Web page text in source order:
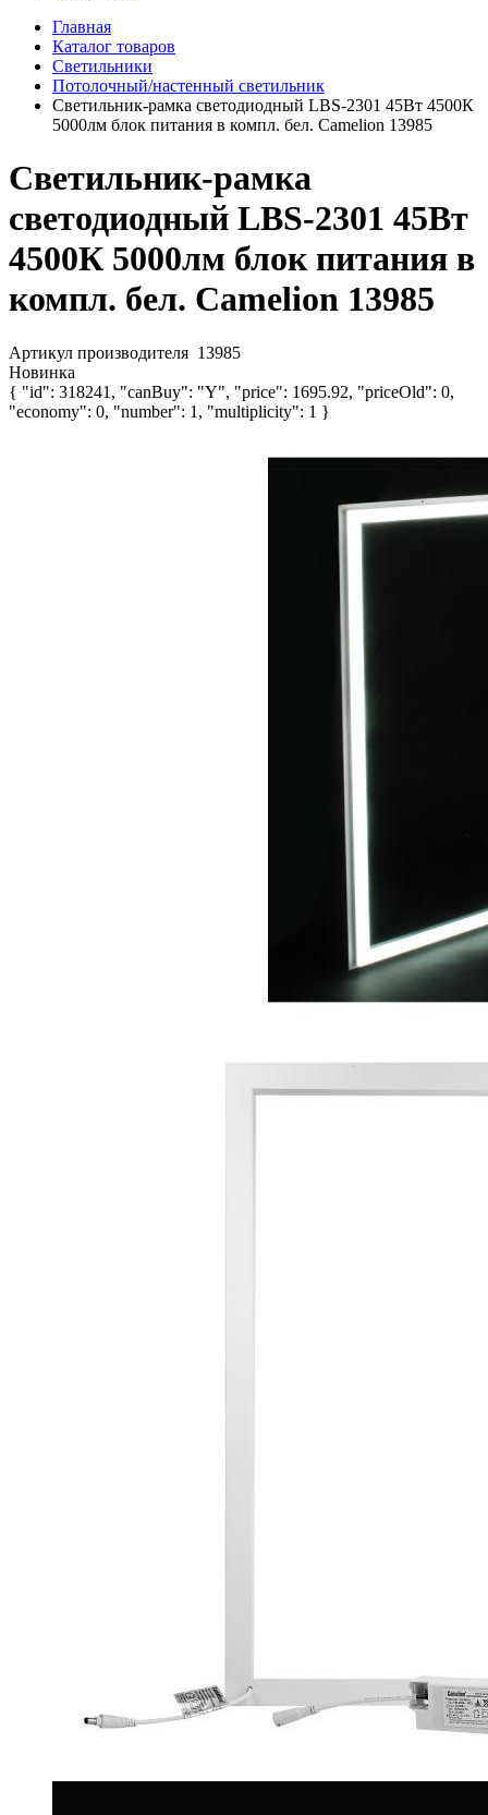
Главная
Каталог товаров
Светильники
Потолочный/настенный светильник
Светильник-рамка светодиодный LBS-2301 45Вт 4500К
5000лм блок питания в компл. бел. Camelion 13985
Светильник-рамка
светодиодный LBS-2301 45Вт
4500К 5000лм блок питания в
компл. бел. Camelion 13985
Артикул производителя 13985
Новинка
{ "id": 318241, "canBuy": "Y", "price": 1695.92, "priceOld": 0,
"economy": 0, "number": 1, "multiplicity": 1 }